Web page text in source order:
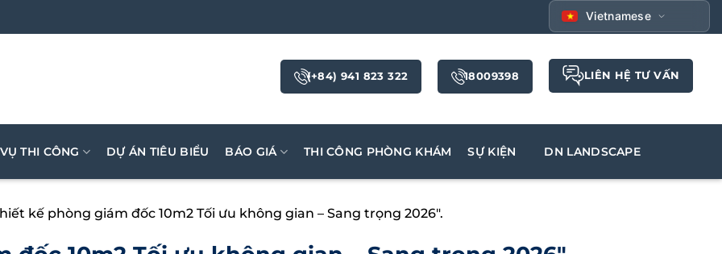
Vietnamese
(+84) 941 823 322 18009398 LIÊN HỆ TƯ VẤN
THI CÔNG DỰ ÁN TIÊU BIỂU BÁO GIÁ THI CÔNG PHÒNG KHÁM SỰ KIỆN DN LANDSCAPE
kế phòng giám đốc 10m2 Tối ưu không gian – Sang trọng 2026″.